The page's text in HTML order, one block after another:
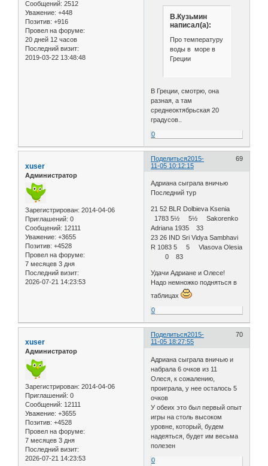
Сообщений: 2512
Уважение: +448
Позитив: +916
Провел на форуме:
20 дней 12 часов
Последний визит:
2019-03-22 13:48:48
В.Кузьмин
написал(а):
Про температуру
воды в море в
Греции
В Греции, смотрю, она
разная, а там
среднеоктябрьская 20
градусов..
0
Поделиться 69
2015-
11-05 10:12:15
xuser
Администратор
Зарегистрирован: 2014-04-06
Приглашений: 0
Сообщений: 12111
Уважение: +3655
Позитив: +4528
Провел на форуме:
7 месяцев 3 дня
Последний визит:
2026-07-21 14:23:53
Адриана сыграла вничью
Последний тур
21 52 BLR Dolbieva Ksenia
1783 5½ 5½ Sakorenko
Adriana 1935 33
23 26 IND Sri Vidya Sambhavi
R 1083 5 5 Vlasova Olesia
0 83
Удачи Адриане и Олесе!
Надо немножко подняться в
таблицах
0
Поделиться 70
2015-
11-05 18:27:55
xuser
Администратор
Зарегистрирован: 2014-04-06
Приглашений: 0
Сообщений: 12111
Уважение: +3655
Позитив: +4528
Провел на форуме:
7 месяцев 3 дня
Последний визит:
2026-07-21 14:23:53
Адриана сыграла вничью и
набрала 6 очков из 11
Олеся, к сожалению,
проиграла, у нее осталось 5
очков
У обеих это был первый опыт
игры на столь высоком
уровне, который, будем
надеяться, будет им весьма
полезен
0